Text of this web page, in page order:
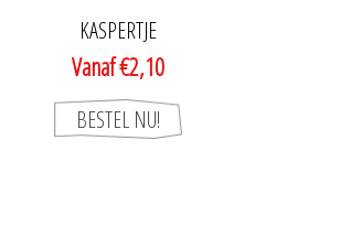
KASPERTJE
Vanaf €2,10